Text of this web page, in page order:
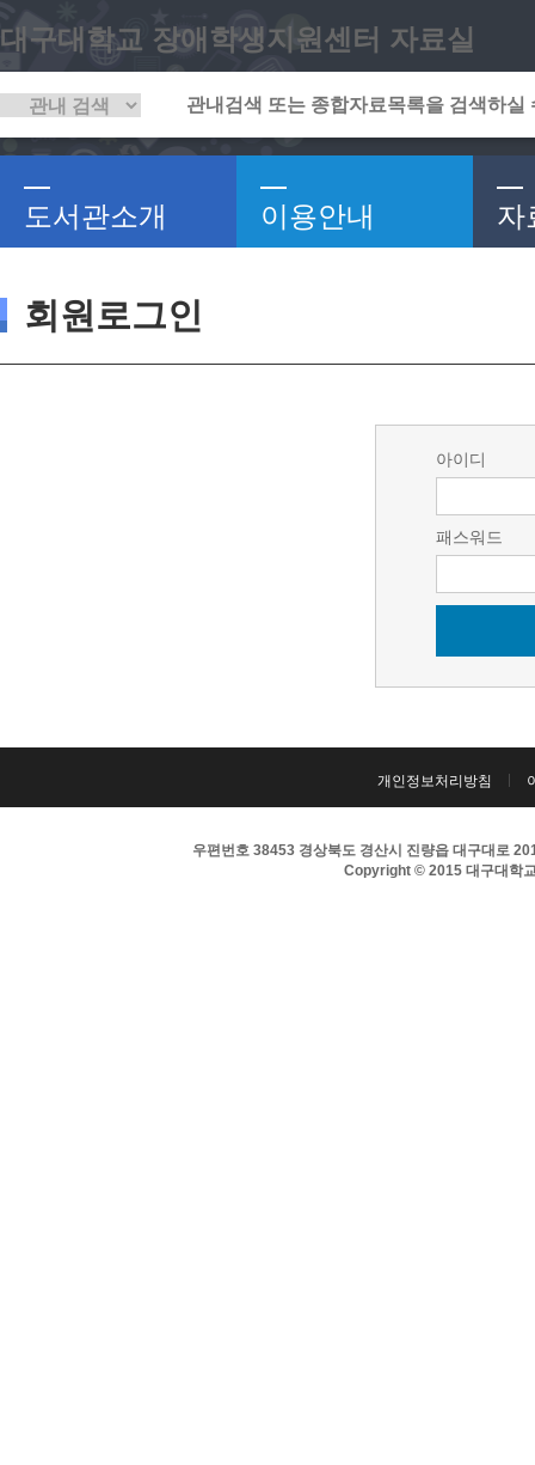
대구대학교 장애학생지원센터 자료실
도서관소개 이용안내 자
회원로그인
아이디
패스워드
개인정보처리방침
우편번호 38453 경상북도 경산시 진량읍 대구대로
Copyright © 2015 대구대학